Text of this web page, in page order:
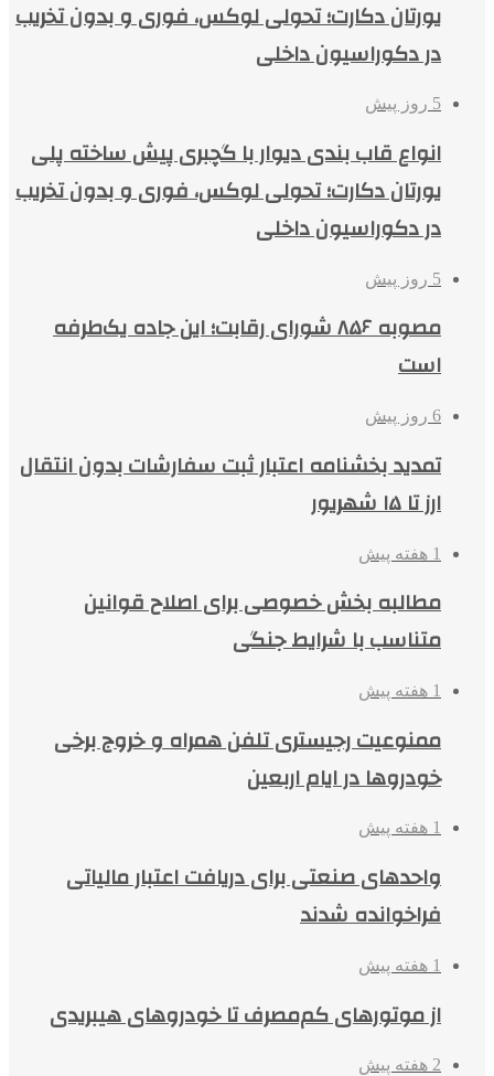
یورتان دکارت؛ تحولی لوکس، فوری و بدون تخریب
در دکوراسیون داخلی
5 روز پیش
انواع قاب بندی دیوار با گچبری پیش ساخته پلی
یورتان دکارت؛ تحولی لوکس، فوری و بدون تخریب
در دکوراسیون داخلی
5 روز پیش
مصوبه ۸۵۶ شورای رقابت؛ این جاده یک‌طرفه
است
6 روز پیش
تمدید بخشنامه اعتبار ثبت سفارشات بدون انتقال
ارز تا ۱۵ شهریور
1 هفته پیش
مطالبه بخش خصوصی برای اصلاح قوانین
متناسب با شرایط جنگی
1 هفته پیش
ممنوعیت رجیستری تلفن همراه و خروج برخی
خودروها در ایام اربعین
1 هفته پیش
واحدهای صنعتی برای دریافت اعتبار مالیاتی
فراخوانده شدند
1 هفته پیش
از موتورهای کم‌مصرف تا خودروهای هیبریدی
2 هفته پیش